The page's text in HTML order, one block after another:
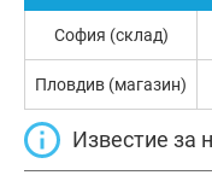
София (склад)
Пловдив (магазин)
Известие за